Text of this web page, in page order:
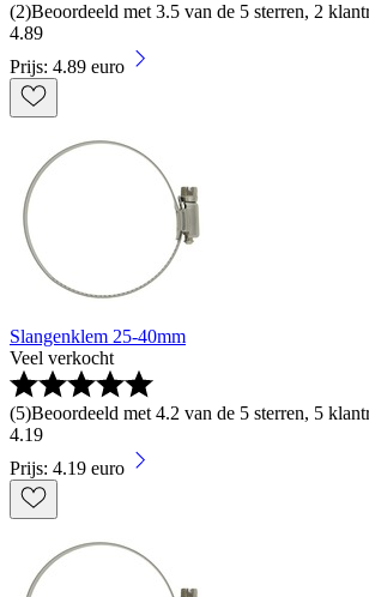
(2)Beoordeeld met 3.5 van de 5 sterren, 2
4.89
Prijs: 4.89 euro
Slangenklem 25-40mm
Veel verkocht
(5)Beoordeeld met 4.2 van de 5 sterren, 5
4.19
Prijs: 4.19 euro